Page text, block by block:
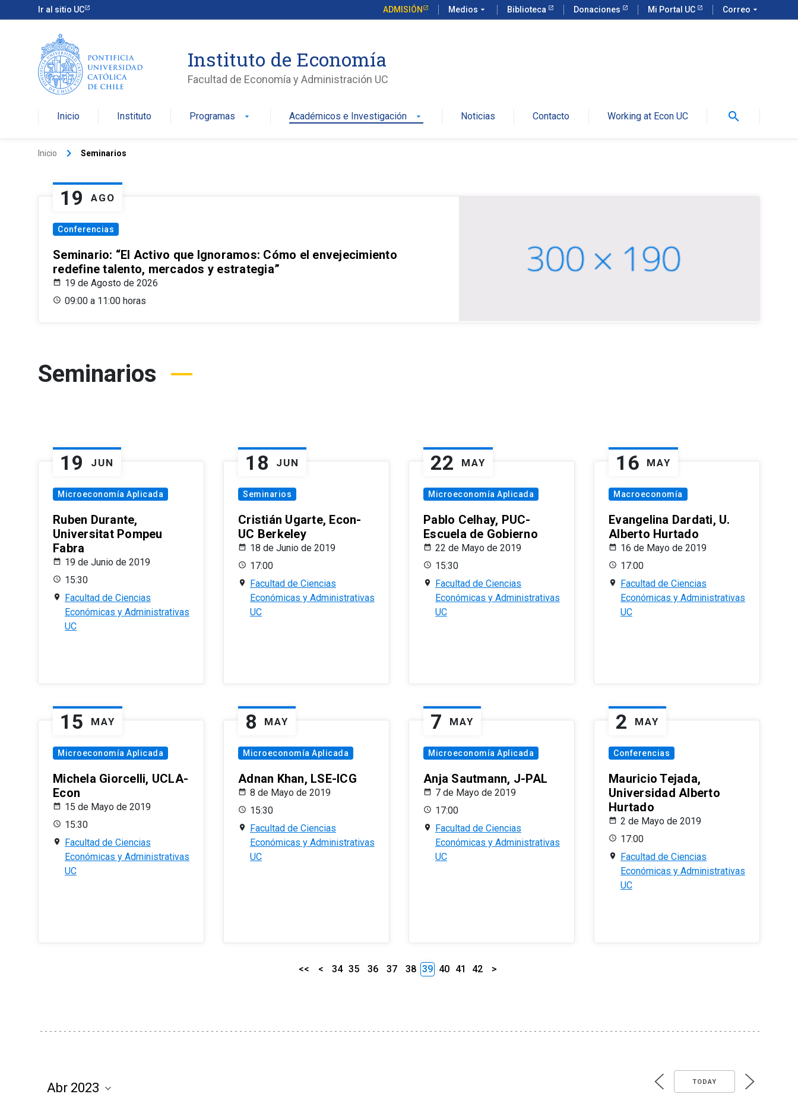
Ir al sitio UC ADMISIÓN Medios arrow_drop_down Biblioteca Donaciones Mi Portal UC Correo arrow_drop_down
Instituto de Economía
Facultad de Economía y Administración UC
Inicio Instituto Programas arrow_drop_down Académicos e Investigación arrow_drop_down Noticias Contacto Working at Econ UC search
Inicio keyboard_arrow_right Seminarios
19 AGO
Conferencias
Seminario: “El Activo que Ignoramos: Cómo el envejecimiento
redefine talento, mercados y estrategia”
19 de Agosto de 2026
09:00 a 11:00 horas
Seminarios
19 JUN
Microeconomía Aplicada
Ruben Durante,
Universitat Pompeu
Fabra
19 de Junio de 2019
15:30
Facultad de Ciencias
Económicas y Administrativas
UC
18 JUN
Seminarios
Cristián Ugarte, Econ-
UC Berkeley
18 de Junio de 2019
17:00
Facultad de Ciencias
Económicas y Administrativas
UC
22 MAY
Microeconomía Aplicada
Pablo Celhay, PUC-
Escuela de Gobierno
22 de Mayo de 2019
15:30
Facultad de Ciencias
Económicas y Administrativas
UC
16 MAY
Macroeconomía
Evangelina Dardati, U.
Alberto Hurtado
16 de Mayo de 2019
17:00
Facultad de Ciencias
Económicas y Administrativas
UC
15 MAY
Microeconomía Aplicada
Michela Giorcelli, UCLA-
Econ
15 de Mayo de 2019
15:30
Facultad de Ciencias
Económicas y Administrativas
UC
8 MAY
Microeconomía Aplicada
Adnan Khan, LSE-ICG
8 de Mayo de 2019
15:30
Facultad de Ciencias
Económicas y Administrativas
UC
7 MAY
Microeconomía Aplicada
Anja Sautmann, J-PAL
7 de Mayo de 2019
17:00
Facultad de Ciencias
Económicas y Administrativas
UC
2 MAY
Conferencias
Mauricio Tejada,
Universidad Alberto
Hurtado
2 de Mayo de 2019
17:00
Facultad de Ciencias
Económicas y Administrativas
UC
<< < 34 35 36 37 38 39 40 41 42 >
TODAY